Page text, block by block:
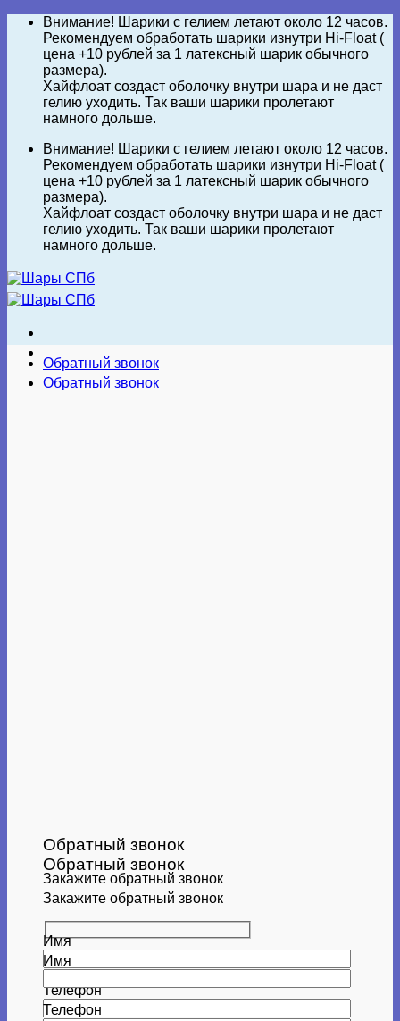
Skip
content
Внимание! Шарики с гелием летают около 12 часов.
Рекомендуем обработать шарики изнутри Hi-Float (
цена +10 рублей за 1 латексный шарик обычного
размера).
Хайфлоат создаст оболочку внутри шара и не даст
гелию уходить. Так ваши шарики пролетают
намного дольше.
Внимание! Шарики с гелием летают около 12 часов.
Рекомендуем обработать шарики изнутри Hi-Float (
цена +10 рублей за 1 латексный шарик обычного
размера).
Хайфлоат создаст оболочку внутри шара и не даст
гелию уходить. Так ваши шарики пролетают
намного дольше.
Обратный звонок
Обратный звонок
Закажите обратный звонок
Имя
Телефон
Обратный звонок
Обратный звонок
Закажите обратный звонок
Имя
Телефон